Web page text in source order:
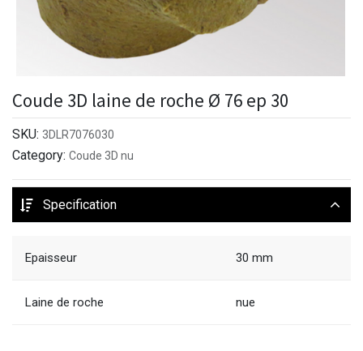
Coude 3D laine de roche Ø 76 ep 30
SKU: 3DLR7076030
Category: Coude 3D nu
Specification
Epaisseur 30 mm
Laine de roche nue